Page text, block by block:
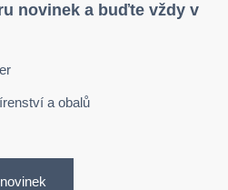
novinek a buďte vždy v
a obalů